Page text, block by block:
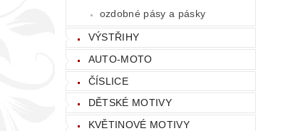
ozdobné pásy a pásky
VÝSTŘIHY
AUTO-MOTO
ČÍSLICE
DĚTSKÉ MOTIVY
KVĚTINOVÉ MOTIVY